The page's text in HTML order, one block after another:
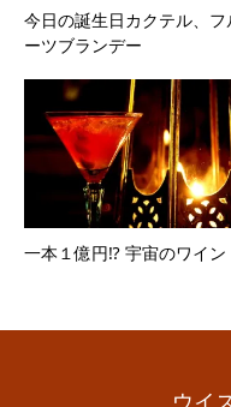
今日の誕生日カクテル、フ
ーツブランデー
一本１億円⁉︎ 宇宙のワイン